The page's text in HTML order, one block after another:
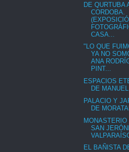
DE QURTUBA
CORDOBA.
CASA...
"LO QUE
YA NO
ANA
PINT...
ESPACIOS
DE
PALACIO Y
DE
MONASTERIO
SAN
EL BAÑISTA